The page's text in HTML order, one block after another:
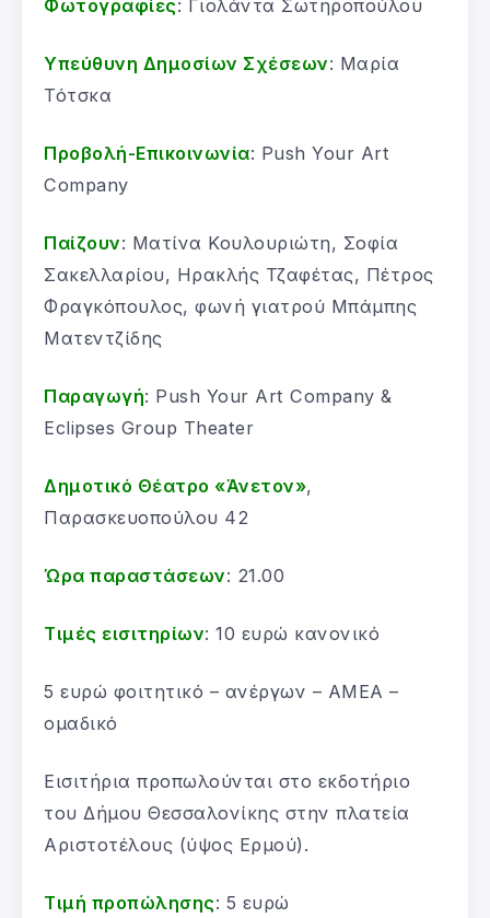
Φωτογραφίες: Γιολάντα Σωτηροπούλου
Υπεύθυνη Δημοσίων Σχέσεων: Μαρία
Τότσκα
Προβολή-Επικοινωνία: Push Your Art
Company
Παίζουν: Ματίνα Κουλουριώτη, Σοφία
Σακελλαρίου, Ηρακλής Τζαφέτας, Πέτρος
Φραγκόπουλος, φωνή γιατρού Μπάμπης
Ματεντζίδης
Παραγωγή: Push Your Art Company &
Eclipses Group Theater
Δημοτικό Θέατρο «Άνετον»,
Παρασκευοπούλου 42
Ώρα παραστάσεων: 21.00
Τιμές εισιτηρίων: 10 ευρώ κανονικό
5 ευρώ φοιτητικό – ανέργων – ΑΜΕΑ –
ομαδικό
Εισιτήρια προπωλούνται στο εκδοτήριο
του Δήμου Θεσσαλονίκης στην πλατεία
Αριστοτέλους (ύψος Ερμού).
Τιμή προπώλησης: 5 ευρώ